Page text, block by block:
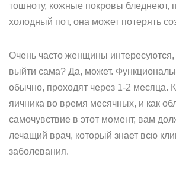
тошноту, кожные покровы бледнеют,
холодный пот, она может потерять
Очень часто женщины интересуются,
выйти сама? Да, может.
обычно, проходят через 1-2 месяца.
яичника во время месячных, и как
самочувствие в этот момент, вам
лечащий врач, который знает всю
заболевания.